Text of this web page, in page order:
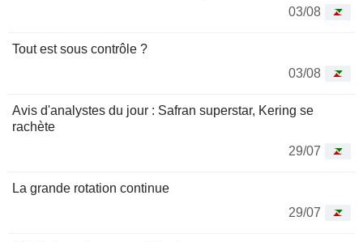
03/08
Tout est sous contrôle ?
03/08
Avis d'analystes du jour : Safran superstar, Kering se
rachète
29/07
La grande rotation continue
29/07